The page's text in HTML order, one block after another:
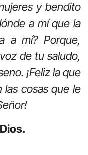
y bendito
a mí que la
a mí? Porque,
de tu saludo,
¡Feliz la que
las cosas que le